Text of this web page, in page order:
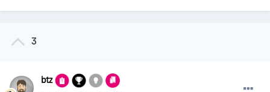
3
btz